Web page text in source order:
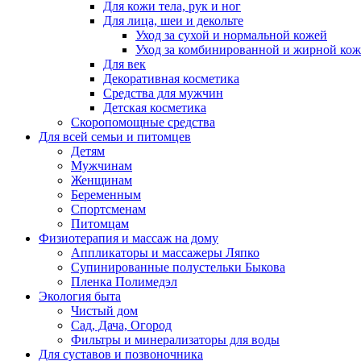
Для кожи тела, рук и ног
Для лица, шеи и декольте
Уход за сухой и нормальной кожей
Уход за комбинированной и жирной
Для век
Декоративная косметика
Средства для мужчин
Детская косметика
Скоропомощные средства
Для всей семьи и питомцев
Детям
Мужчинам
Женщинам
Беременным
Спортсменам
Питомцам
Физиотерапия и массаж на дому
Аппликаторы и массажеры Ляпко
Супинированные полустельки Быкова
Пленка Полимедэл
Экология быта
Чистый дом
Сад, Дача, Огород
Фильтры и минерализаторы для воды
Для суставов и позвоночника